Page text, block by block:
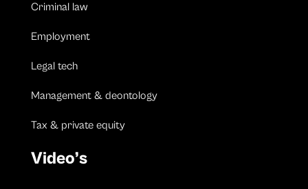
Criminal law
Employment
Legal tech
Management & deontology
Tax & private equity
Video’s